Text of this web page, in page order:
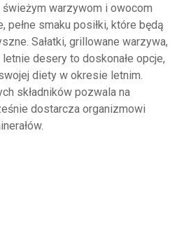
warzywom i owocom
smaku posiłki, które będą
Sałatki, grillowane warzywa,
desery to doskonałe opcje,
diety w okresie letnim.
składników pozwala na
dostarcza organizmowi